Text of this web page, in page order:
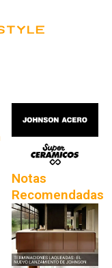
Notas
Recomendadas